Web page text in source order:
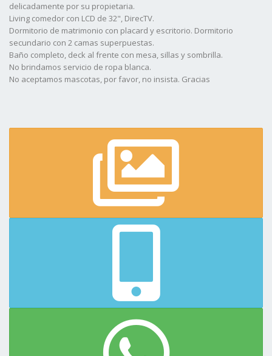
delicadamente por su propietaria.
Living comedor con LCD de 32", DirecTV.
Dormitorio de matrimonio con placard y escritorio. Dormitorio
secundario con 2 camas superpuestas.
Baño completo, deck al frente con mesa, sillas y sombrilla.
No brindamos servicio de ropa blanca.
No aceptamos mascotas, por favor, no insista. Gracias